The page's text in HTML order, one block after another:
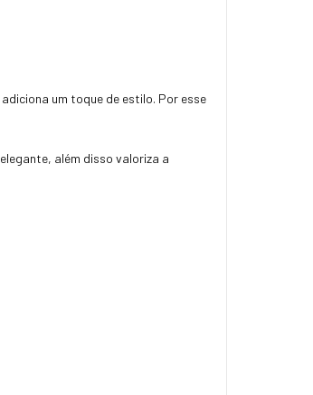
um toque de estilo. Por esse
além disso valoriza a